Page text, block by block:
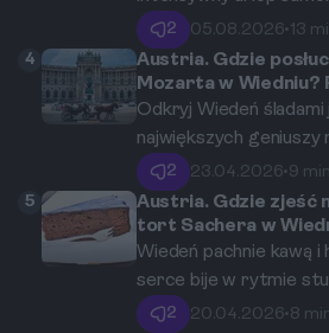
którzy chcą
wykorzystać swój czas
Austrii.
oferujący niezwykłe
sztuką secesyjną i
Gustava Klimta. Ten
pomoże Ci zaplanować
trasę śladami
modernizmu,
budżet.
2 05.08.2026•13
4
Austria. Gdzie
Mozarta w Wiedniu?
po koncertach i
miejscach.
Odkryj Wiedeń śladami
największych geniuszy
wszech czasów. Ten
przewodnik zabierze
gdzie Wolfgang
żył, tworzył i
historycznych sal
nowoczesne,
2 23.04.2026•9 min
5
Austria. Gdzie zjeść
tort Sachera w
Przewodnik po
cukierniach.
Wiedeń pachnie kawą
serce bije w rytmie
w setkach
2 20.04.2026•8